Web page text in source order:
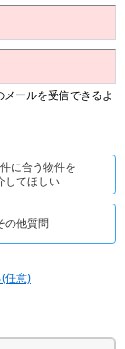
ールを受信できるよ
に合う物件を
してほしい
の他質問
(任意)